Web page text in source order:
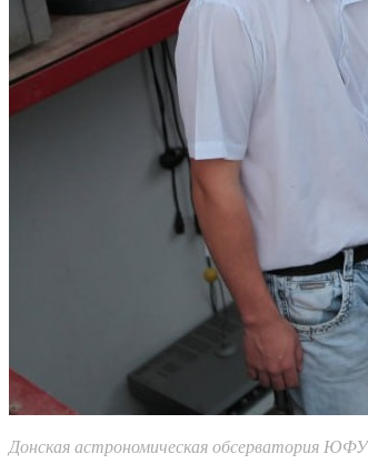
Донская астрономическая обсерватория ЮФУ